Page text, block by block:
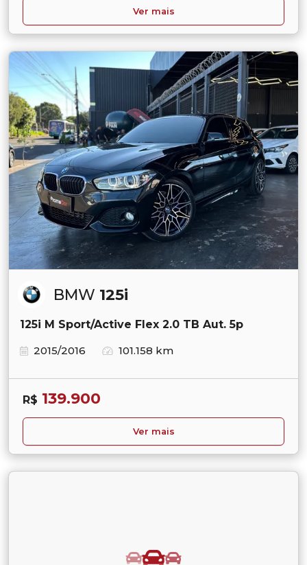
Ver mais
BMW 125i
125i M Sport/Active Flex 2.0 TB Aut. 5p
2015/2016
101.158 km
R$ 139.900
Ver mais